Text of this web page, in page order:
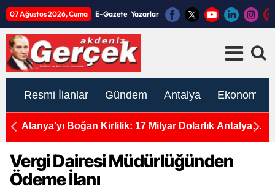
07 Ağustos 2026, Cuma E-Gazete Yazarlar
Resmi İlanlar Gündem Antalya Ekonomi
Alanya'yı Boğan Kirlilik: 17 Milyar Dolarlık Antalya
Vergi Dairesi Müdürlüğünden
Ödeme İlanı